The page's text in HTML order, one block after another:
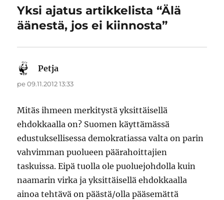
Yksi ajatus artikkelista “Älä
äänestä, jos ei kiinnosta”
Petja
pe 09.11.2012 13:33
Mitäs ihmeen merkitystä yksittäisellä
ehdokkaalla on? Suomen käyttämässä
edustuksellisessa demokratiassa valta on parin
vahvimman puolueen päärahoittajien
taskuissa. Eipä tuolla ole puoluejohdolla kuin
naamarin virka ja yksittäisellä ehdokkaalla
ainoa tehtävä on päästä/olla pääsemättä